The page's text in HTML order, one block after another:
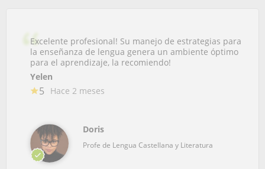
Excelente profesional! Su manejo de estrategias para
la enseñanza de lengua genera un ambiente óptimo
para el aprendizaje, la recomiendo!
Yelen
5 Hace 2 meses
Doris
Profe de Lengua Castellana y Literatura